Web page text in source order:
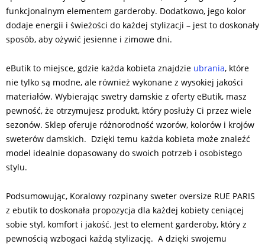
funkcjonalnym elementem garderoby. Dodatkowo, jego kolor
dodaje energii i świeżości do każdej stylizacji – jest to doskonały
sposób, aby ożywić jesienne i zimowe dni.
eButik to miejsce, gdzie każda kobieta znajdzie ubrania, które
nie tylko są modne, ale również wykonane z wysokiej jakości
materiałów. Wybierając swetry damskie z oferty eButik, masz
pewność, że otrzymujesz produkt, który posłuży Ci przez wiele
sezonów. Sklep oferuje różnorodność wzorów, kolorów i krojów
sweterów damskich. Dzięki temu każda kobieta może znaleźć
model idealnie dopasowany do swoich potrzeb i osobistego
stylu.
Podsumowując, Koralowy rozpinany sweter oversize RUE PARIS
z ebutik to doskonała propozycja dla każdej kobiety ceniącej
sobie styl, komfort i jakość. Jest to element garderoby, który z
pewnością wzbogaci każdą stylizację. A dzięki swojemu